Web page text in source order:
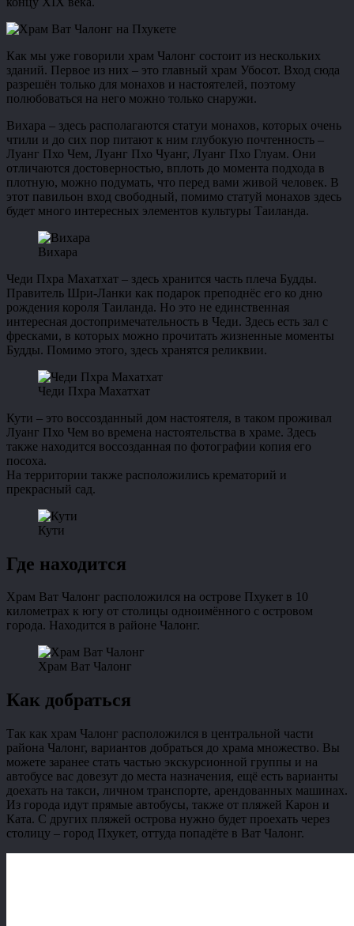
Как мы уже говорили храм Чалонг состоит из нескольких
зданий. Первое из них – это главный храм Убосот. Вход сюда
разрешён только для монахов и настоятелей, поэтому
полюбоваться на него можно только снаружи.
Вихара – здесь располагаются статуи монахов, которых очень
чтили и до сих пор питают к ним глубокую почтенность –
Луанг Пхо Чем, Луанг Пхо Чуанг, Луанг Пхо Глуам. Они
отличаются достоверностью, вплоть до момента подхода в
плотную, можно подумать, что перед вами живой человек. В
этот павильон вход свободный, помимо статуй монахов здесь
будет много интересных элементов культуры Таиланда.
Вихара
Чеди Пхра Махатхат – здесь хранится часть плеча Будды.
Правитель Шри-Ланки как подарок преподнёс его ко дню
рождения короля Таиланда. Но это не единственная
интересная достопримечательность в Чеди. Здесь есть зал с
фресками, в которых можно прочитать жизненные моменты
Будды. Помимо этого, здесь хранятся реликвии.
Чеди Пхра Махатхат
Кути – это воссозданный дом настоятеля, в таком проживал
Луанг Пхо Чем во времена настоятельства в храме. Здесь
также находится воссозданная по фотографии копия его
посоха.
На территории также расположились крематорий и
прекрасный сад.
Кути
Где находится
Храм Ват Чалонг расположился на острове Пхукет в 10
километрах к югу от столицы одноимённого с островом
города. Находится в районе Чалонг.
Храм Ват Чалонг
Как добраться
Так как храм Чалонг расположился в центральной части
района Чалонг, вариантов добраться до храма множество. Вы
можете заранее стать частью экскурсионной группы и на
автобусе вас довезут до места назначения, ещё есть варианты
доехать на такси, личном транспорте, арендованных машинах.
Из города идут прямые автобусы, также от пляжей Карон и
Ката. С других пляжей острова нужно будет проехать через
столицу – город Пхукет, оттуда попадёте в Ват Чалонг.